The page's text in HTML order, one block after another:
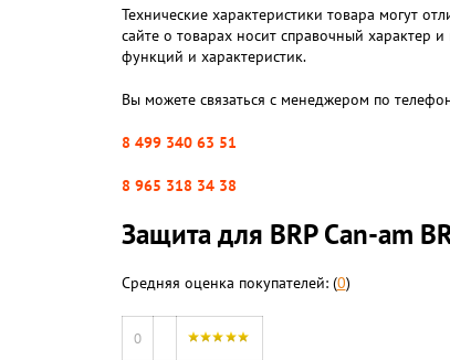
Технические характеристики товара могут
сайте о товарах носит справочный характер
функций и характеристик.
Вы можете связаться с менеджером по
8 499 340 63 51
8 965 318 34 38
Защита для BRP Can-am
Средняя оценка покупателей: (0)
0